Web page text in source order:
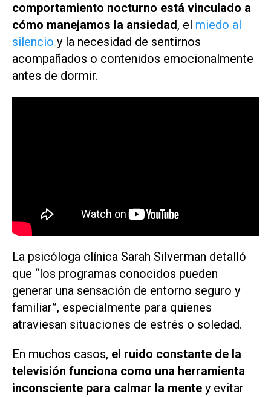
comportamiento nocturno está vinculado a
cómo manejamos la ansiedad, el miedo al
silencio y la necesidad de sentirnos
acompañados o contenidos emocionalmente
antes de dormir.
La psicóloga clínica Sarah Silverman detalló
que “los programas conocidos pueden
generar una sensación de entorno seguro y
familiar”, especialmente para quienes
atraviesan situaciones de estrés o soledad.
En muchos casos, el ruido constante de la
televisión funciona como una herramienta
inconsciente para calmar la mente y evitar